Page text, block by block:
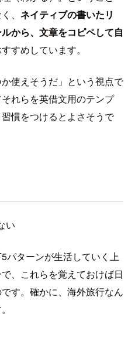
、 ネイティブの書いたリ
から、文章をコピペして自
すめしています。
使えそうだ」という視点で
れらを英借文用のテンプ
慣をつけるとよさそうで
い
パターンが生活していく上
、これらを覚えておけば日
す。確かに、海外旅行なん